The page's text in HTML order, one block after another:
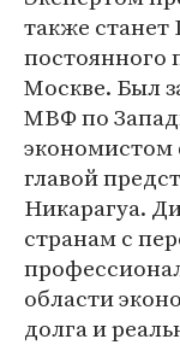
также станет
постоянного
Москве. Был
МВФ по
главой
Никарагуа.
странам с
области
долга и